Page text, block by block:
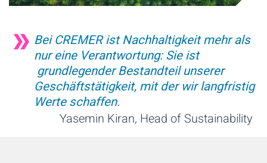
Bei CREMER ist Nachhaltigkeit mehr als
nur eine Verantwortung: Sie ist
grundlegender Bestandteil unserer
Geschäftstätigkeit, mit der wir langfristig
Werte schaffen.
Yasemin Kiran, Head of Sustainability